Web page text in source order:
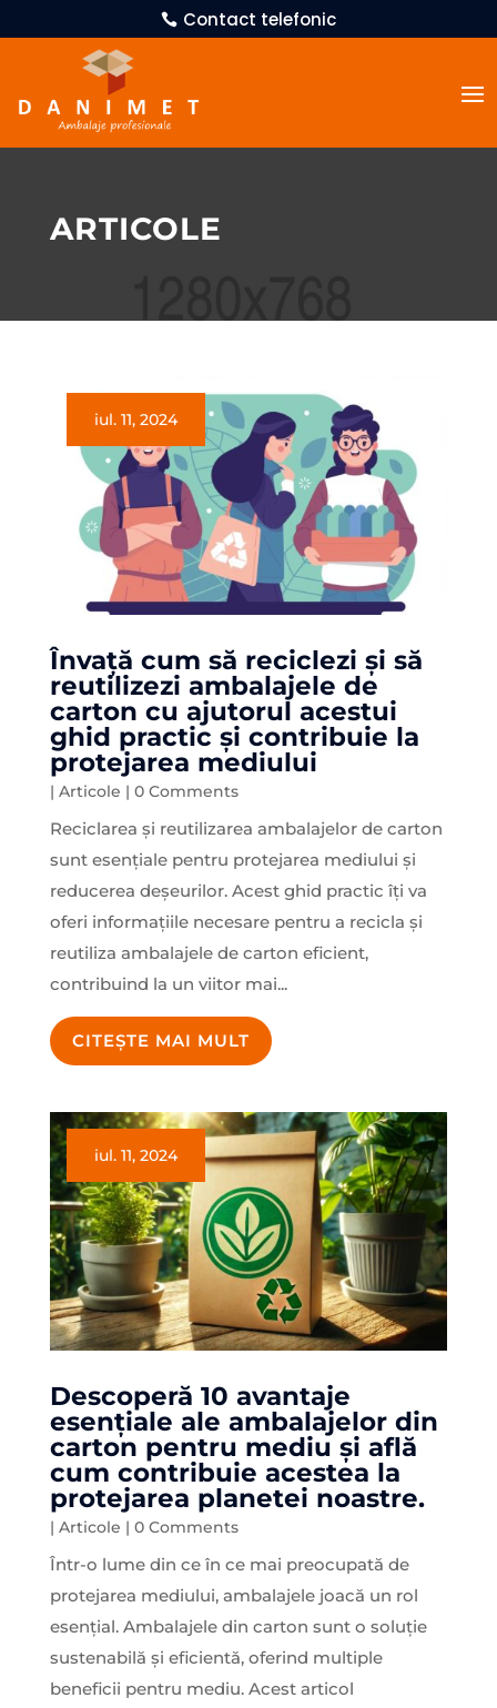
Contact telefonic
ARTICOLE
Învață cum să reciclezi și să
reutilizezi ambalajele de
carton cu ajutorul acestui
ghid practic și contribuie la
protejarea mediului
iul. 11, 2024
| Articole | 0 Comments
Reciclarea și reutilizarea ambalajelor de carton
sunt esențiale pentru protejarea mediului și
reducerea deșeurilor. Acest ghid practic îți va
oferi informațiile necesare pentru a recicla și
reutiliza ambalajele de carton eficient,
contribuind la un viitor mai...
CITEȘTE MAI MULT
Descoperă 10 avantaje
esențiale ale ambalajelor din
carton pentru mediu și află
cum contribuie acestea la
protejarea planetei noastre.
iul. 11, 2024
| Articole | 0 Comments
Într-o lume din ce în ce mai preocupată de
protejarea mediului, ambalajele joacă un rol
esențial. Ambalajele din carton sunt o soluție
sustenabilă și eficientă, oferind multiple
beneficii pentru mediu. Acest articol